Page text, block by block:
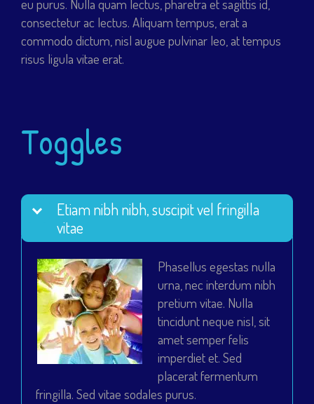
eu purus. Nulla quam lectus, pharetra et sagittis id,
consectetur ac lectus. Aliquam tempus, erat a
commodo dictum, nisl augue pulvinar leo, at tempus
risus ligula vitae erat.
Toggles
Etiam nibh nibh, suscipit vel fringilla
vitae
Phasellus egestas nulla
urna, nec interdum nibh
pretium vitae. Nulla
tincidunt neque nisl, sit
amet semper felis
imperdiet et. Sed
placerat fermentum
fringilla. Sed vitae sodales purus.